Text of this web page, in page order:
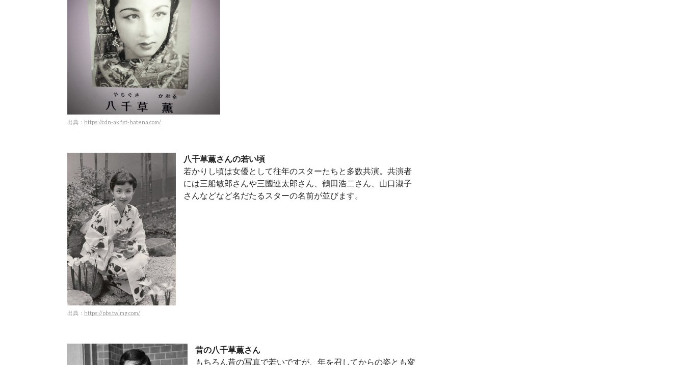
出典： https://cdn-ak.f.st-hatena.com/
出典： https://pbs.twimg.com/
八千草薫さんの若い頃
若かりし頃は女優として往年のスターたちと多数共演。共演者
には三船敏郎さんや三國連太郎さん、鶴田浩二さん、山口淑子
さんなどなど名だたるスターの名前が並びます。
昔の八千草薫さん
もちろん昔の写真で若いですが、年を召してからの姿とも変